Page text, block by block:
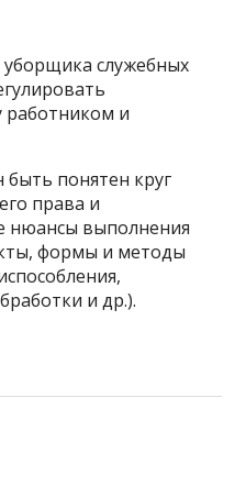
служебных
и
понятен круг
права и
нюансы выполнения
формы и методы
и др.).